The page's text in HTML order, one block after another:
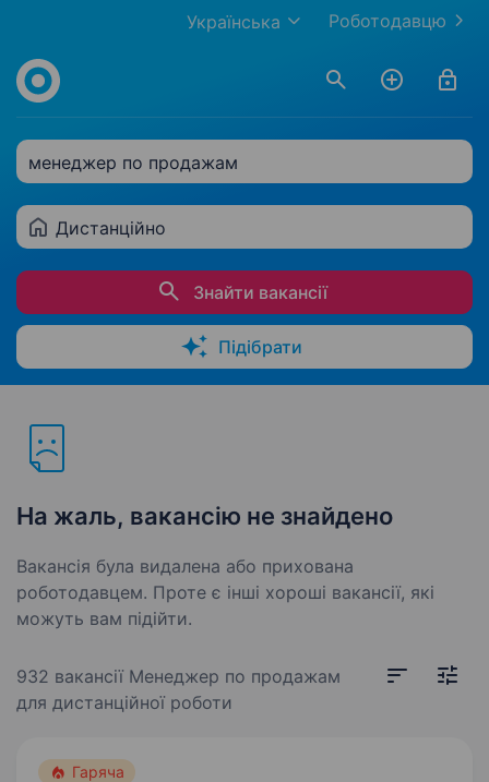
Роботодавцю
Українська
менеджер по продажам
Дистанційно
Знайти вакансії
Підібрати
На жаль, вакансію не знайдено
Вакансія була видалена або прихована
роботодавцем. Проте є інші хороші вакансії, які
можуть вам підійти.
932 вакансії Менеджер по продажам
для дистанційної роботи
Гаряча